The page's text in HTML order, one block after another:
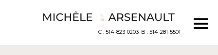
C : 514-823-0203 B : 514-281-5501